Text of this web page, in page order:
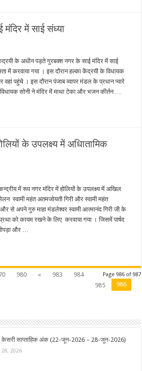
में साई संध्या
के अधीन पड़ते गुरबक्श नगर के साई मंदिर में साई
में करवाया गया । इस दौरान हल्का केंद्रयी के विधायक
वहां पहुंचे । इस दौरान पंजाब व्यापर मंडल के प्रधान प्यारे
सोनी ने मंदिर में माथा टेका और भजन कीर्तन …
के उपलक्ष्य में अधिातामिक
में रूप नगर मंदिर में होलियों के उपलक्ष्य में अखिल
स्वामी महंत अतमजोयती गिरी और स्वामी महंत
से अपने गुरु माहा मंडलेश्वर स्वामी आत्मानंद गिरी जी के
प्रथा को कायम रखने के लिए करवाया गया । जिसमें पार्षद
चोपड़ा और …
Page 986 of 987
980 « 983
984
985
986
केसरी साप्ताहिक अंक (22-जून-2026 – 28-जून-2026)
28, 2026